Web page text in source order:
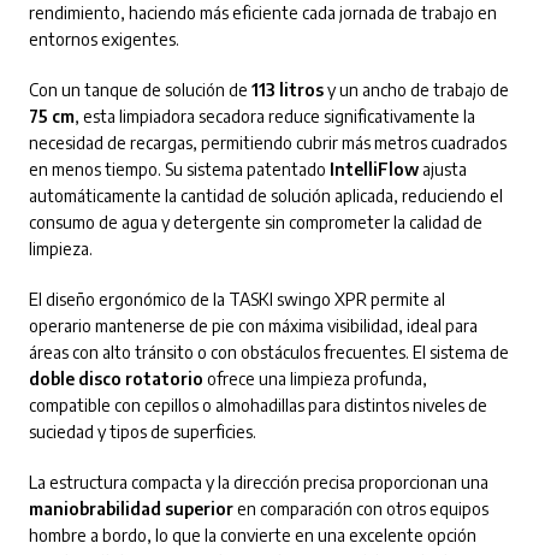
rendimiento, haciendo más eficiente cada jornada de trabajo en
entornos exigentes.
Con un tanque de solución de 113 litrosy un ancho de trabajo de
75 cm, esta limpiadora secadora reduce significativamente la
necesidad de recargas, permitiendo cubrir más metros cuadrados
en menos tiempo. Su sistema patentado IntelliFlowajusta
automáticamente la cantidad de solución aplicada, reduciendo el
consumo de agua y detergente sin comprometer la calidad de
limpieza.
El diseño ergonómico de la TASKI swingo XPR permite al
operario mantenerse de pie con máxima visibilidad, ideal para
áreas con alto tránsito o con obstáculos frecuentes. El sistema de
doble disco rotatorio ofrece una limpieza profunda,
compatible con cepillos o almohadillas para distintos niveles de
suciedad y tipos de superficies.
La estructura compacta y la dirección precisa proporcionan una
maniobrabilidad superioren comparación con otros equipos
hombre a bordo, lo que la convierte en una excelente opción